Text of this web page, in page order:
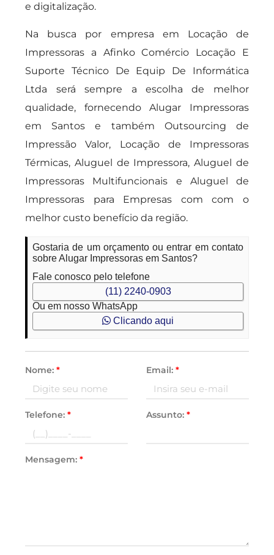
e digitalização.
Na busca por empresa em Locação de
Impressoras a Afinko Comércio Locação E
Suporte Técnico De Equip De Informática
Ltda será sempre a escolha de melhor
qualidade, fornecendo Alugar Impressoras
em Santos e também Outsourcing de
Impressão Valor, Locação de Impressoras
Térmicas, Aluguel de Impressora, Aluguel de
Impressoras Multifuncionais e Aluguel de
Impressoras para Empresas com com o
melhor custo benefício da região.
Gostaria de um orçamento ou entrar em contato
sobre Alugar Impressoras em Santos?
Fale conosco pelo telefone
(11) 2240-0903
Ou em nosso WhatsApp
Clicando aqui
Nome:* Email: *
Telefone:* Assunto: *
Mensagem:*